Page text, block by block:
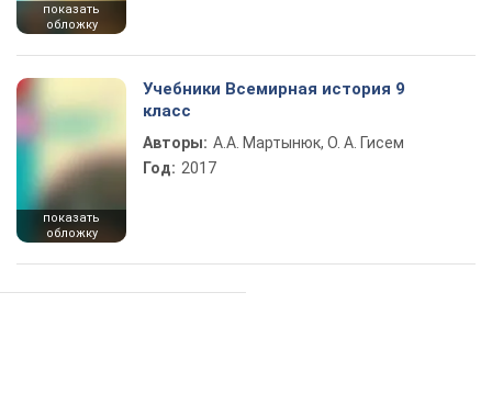
показать
обложку
показать
обложку
Учебники Всемирная история 9
класс
Авторы: А.А. Мартынюк, О. А. Гисем
Год: 2017